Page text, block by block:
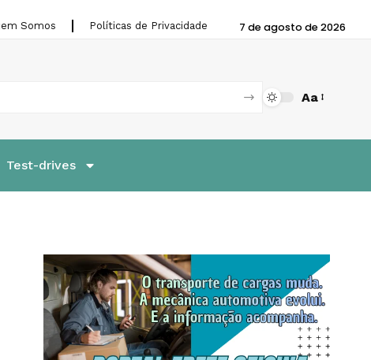
Somos Políticas de Privacidade 7 de agosto de 2026
Aa
Test-drives